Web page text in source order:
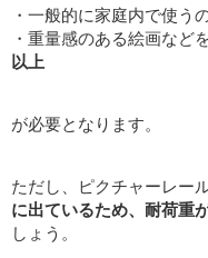
・一般的に家庭内で使う
・重量感のある絵画など
以上
が必要となります。
ただし、ピクチャーレー
に出ているため、耐荷重
しょう。